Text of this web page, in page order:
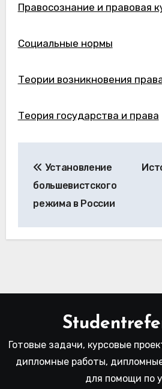
Правосознание и правовая
Социальные нормы
Теории возникновения
Теория государства и права
по
записям
Установление
большевистского
режима в России
Готовые задачи, курсовые
дипломные работы,
для помощи по